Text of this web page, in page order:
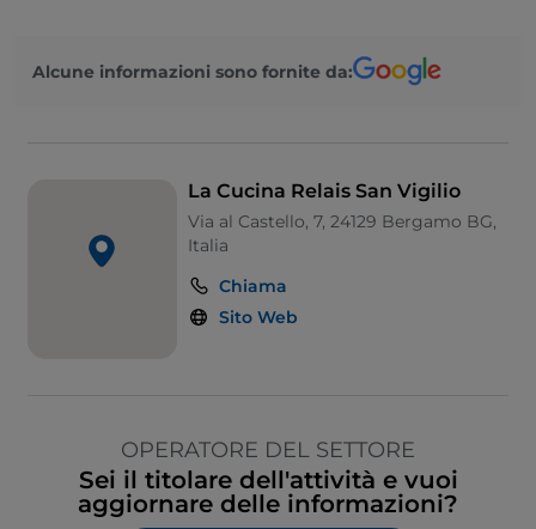
Alcune informazioni sono fornite da:
La Cucina Relais San Vigilio
Via al Castello, 7, 24129 Bergamo BG,
Italia
Chiama
Sito Web
OPERATORE DEL SETTORE
Sei il titolare dell'attività e vuoi
aggiornare delle informazioni?